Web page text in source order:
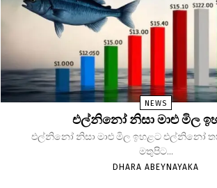
NEWS
එල්නිනෝ නිසා මාළු මිල
එල්නිනෝ නිසා මාළු මිල ඉහළට එල්නිනෝ
මතුපිට...
DHARA ABEYNAYAKA